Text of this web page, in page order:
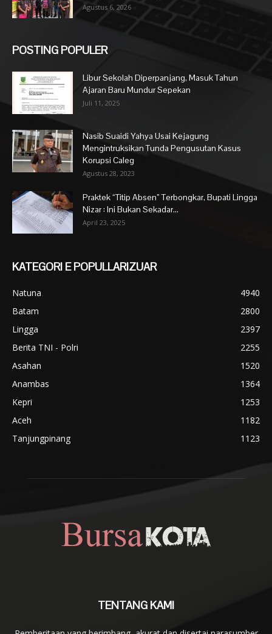
Agustus 6, 2026
POSTING POPULER
Libur Sekolah Diperpanjang, Masuk Tahun
Ajaran Baru Mundur Sepekan
Juli 11, 2025
Nasib Suaidi Yahya Usai Kejagung
Mengintruksikan Tunda Pengusutan Kasus
Korupsi Caleg
Agustus 28, 2023
Praktek “Titip Absen” Terbongkar, Bupati Lingga
Nizar : Ini Bukan Sekadar...
April 23, 2025
KATEGORI E POPULLARIZUAR
Natuna
4940
Batam
2800
Lingga
2397
Berita TNI - Polri
2255
Asahan
1520
Anambas
1364
Kepri
1253
Aceh
1182
Tanjungpinang
1123
TENTANG KAMI